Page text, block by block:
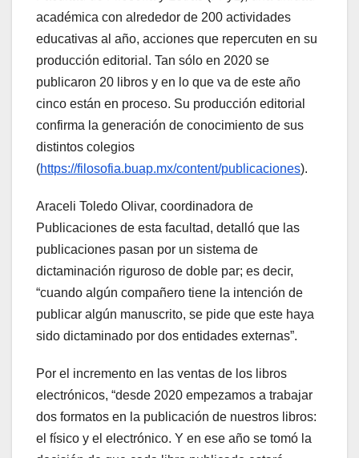
académica con alrededor de 200 actividades
educativas al año, acciones que repercuten en su
producción editorial. Tan sólo en 2020 se
publicaron 20 libros y en lo que va de este año
cinco están en proceso. Su producción editorial
confirma la generación de conocimiento de sus
distintos colegios
(https://filosofia.buap.mx/content/publicaciones).
Araceli Toledo Olivar, coordinadora de
Publicaciones de esta facultad, detalló que las
publicaciones pasan por un sistema de
dictaminación riguroso de doble par; es decir,
“cuando algún compañero tiene la intención de
publicar algún manuscrito, se pide que este haya
sido dictaminado por dos entidades externas”.
Por el incremento en las ventas de los libros
electrónicos, “desde 2020 empezamos a trabajar
dos formatos en la publicación de nuestros libros:
el físico y el electrónico. Y en ese año se tomó la